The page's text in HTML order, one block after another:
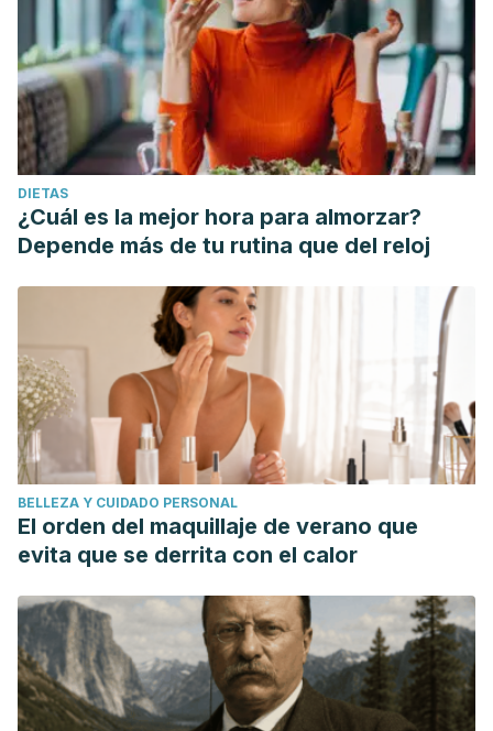
DIETAS
¿Cuál es la mejor hora para almorzar?
Depende más de tu rutina que del reloj
BELLEZA Y CUIDADO PERSONAL
El orden del maquillaje de verano que
evita que se derrita con el calor